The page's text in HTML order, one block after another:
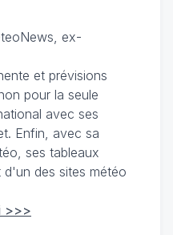
ex-
et prévisions
pour la seule
avec ses
Enfin, avec sa
ses tableaux
d'un des sites météo
>>>